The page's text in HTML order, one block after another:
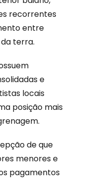
recorrentes
entre
terra.
e
locais
posição mais
de que
menores e
pagamentos